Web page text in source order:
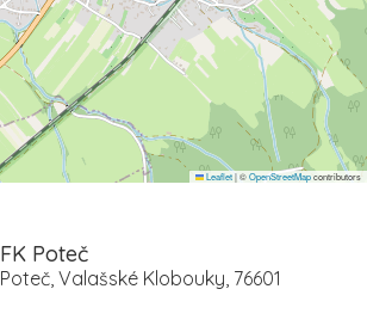
Leaflet|©OpenStreetMapcontributors
FK Poteč
Poteč, Valašské Klobouky, 76601